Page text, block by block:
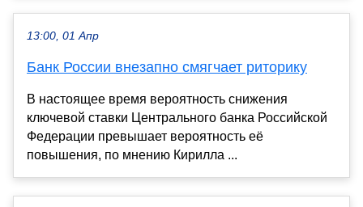
13:00, 01 Апр
Банк России внезапно смягчает риторику
В настоящее время вероятность снижения
ключевой ставки Центрального банка Российской
Федерации превышает вероятность её
повышения, по мнению Кирилла ...